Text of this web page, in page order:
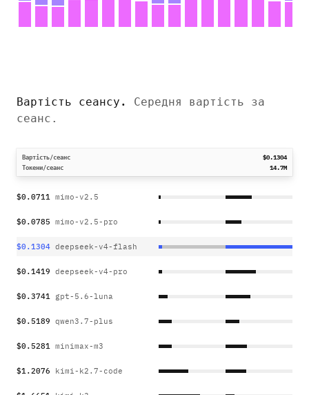
Вартість сеансу .
Середня вартість за
сеанс.
$0.0711 mimo-v2.5
$0.0785 mimo-v2.5-pro
$0.1304 deepseek-v4-flash
$0.1419 deepseek-v4-pro
$0.3741 gpt-5.6-luna
$0.5189 qwen3.7-plus
$0.5281 minimax-m3
$1.2076 kimi-k2.7-code
Вартість/сеанс
$0.1304
Токени/сеанс
14.7M